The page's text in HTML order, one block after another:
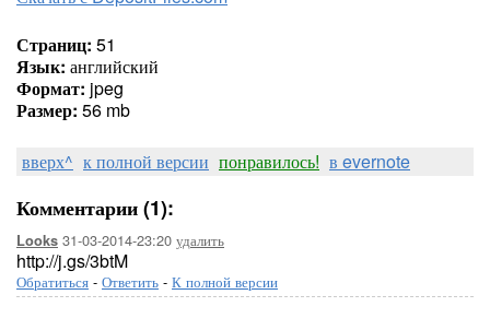
Страниц: 51
Язык: английский
Формат: jpeg
Размер: 56 mb
вверх^ к полной версии понравилось! в evernote
Комментарии (1):
Looks 31-03-2014-23:20 удалить
http://j.gs/3btM
Обратиться - Ответить - К полной версии